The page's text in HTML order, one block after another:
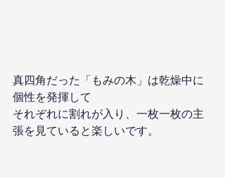
真四角だった「もみの木」は乾燥中に
個性を発揮して
それぞれに割れが入り、一枚一枚の主
張を見ていると楽しいです。